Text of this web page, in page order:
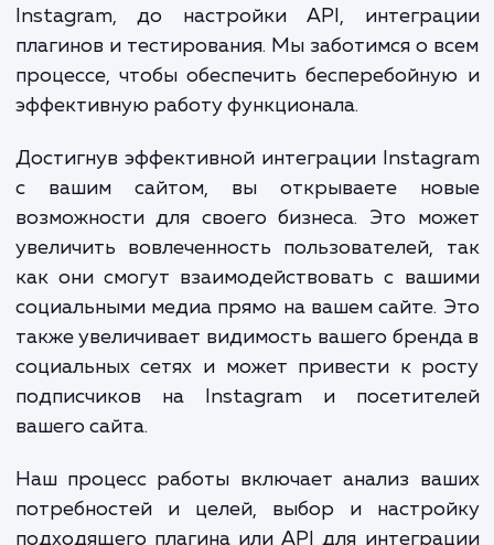
Наша услуга "Интеграция
Instagram на вашем сайте" включает в
целый ряд работ, начиная от
потребностей вашего сайта и вашего
Instagram, до настройки API,
плагинов и тестирования. Мы заботимся о
процессе, чтобы обеспечить
эффективную работу функционала.
с вашим сайтом, вы открываете
возможности для своего бизнеса. Это